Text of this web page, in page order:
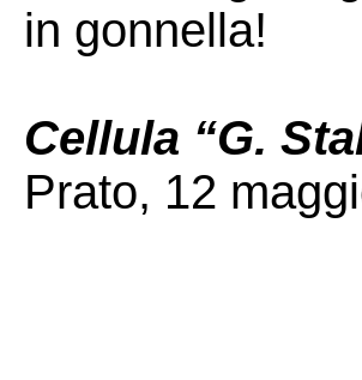
in gonnella!
Cellula “G.
Prato, 12